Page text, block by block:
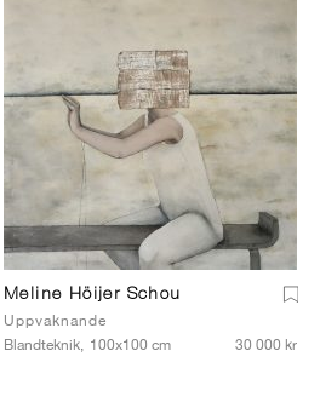
Meline Höijer Schou
Uppvaknande
Blandteknik, 100x100 cm 30 000 kr